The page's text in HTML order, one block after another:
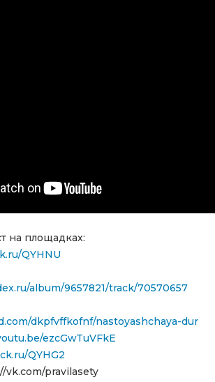
на площадках:
QYHNU
album/9657821/track/70570657
dkpfvffkofnf/nastoyashchaya-dur
ezcGwTuVFkE
QYHG2
vk.com/pravilasety